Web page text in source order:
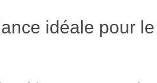
idéale pour le